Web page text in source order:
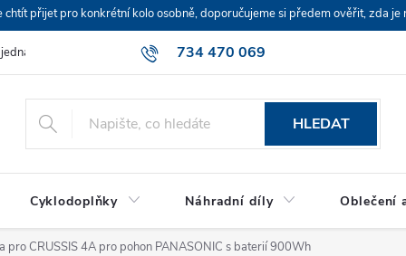
přijet pro konkrétní kolo osobně, doporučujeme si předem ověřit, zda
734 470 069
HLEDAT
Cyklodoplňky Náhradní díly Oblečení
pro CRUSSIS 4A pro pohon PANASONIC s baterií 900Wh